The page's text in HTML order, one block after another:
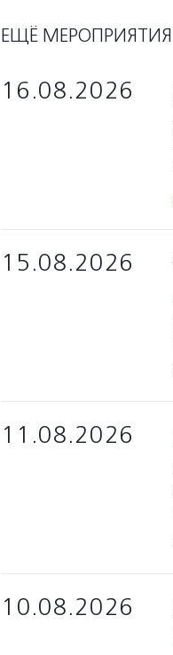
ЕЩЁ МЕРОПРИЯТИЯ
16.08.2026
15.08.2026
11.08.2026
10.08.2026